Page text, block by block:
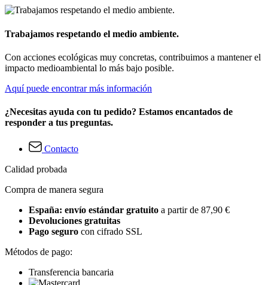
Trabajamos respetando el medio ambiente.
Con acciones ecológicas muy concretas, contribuimos a mantener el
impacto medioambiental lo más bajo posible.
Aquí puede encontrar más información
¿Necesitas ayuda con tu pedido? Estamos encantados de
responder a tus preguntas.
Contacto
Calidad probada
Compra de manera segura
España: envío estándar gratuito a partir de 87,90 €
Devoluciones gratuitas
Pago seguro con cifrado SSL
Métodos de pago:
Transferencia bancaria